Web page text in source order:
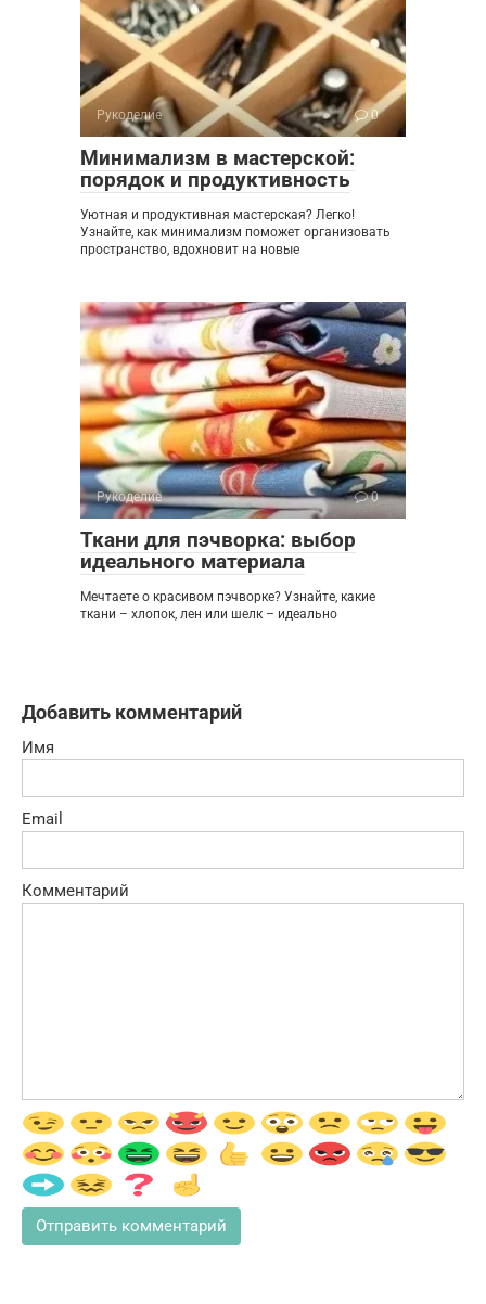
Рукоделие 0
Минимализм в мастерской:
порядок и продуктивность
Уютная и продуктивная мастерская? Легко!
Узнайте, как минимализм поможет организовать
пространство, вдохновит на новые
Рукоделие 0
Ткани для пэчворка: выбор
идеального материала
Мечтаете о красивом пэчворке? Узнайте, какие
ткани – хлопок, лен или шелк – идеально
Добавить комментарий
Имя
Email
Комментарий